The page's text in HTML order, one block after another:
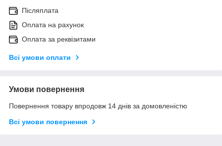
Післяплата
Оплата на рахунок
Оплата за реквізитами
Всі умови оплати
Умови повернення
Повернення товару впродовж 14 днів за домовленістю
Всі умови повернення